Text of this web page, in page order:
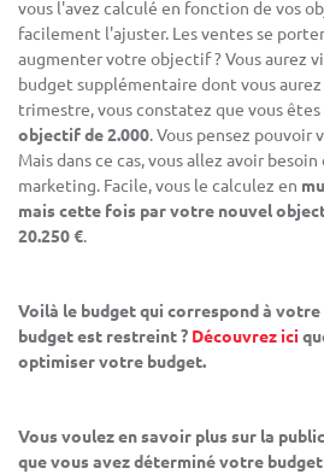
vous l'avez calculé en fonction de vos
facilement l'ajuster. Les ventes se
augmenter votre objectif ? Vous aurez
budget supplémentaire dont vous aurez
trimestre, vous constatez que vous êtes
objectif de 2.000. Vous pensez pouvoir
Mais dans ce cas, vous allez avoir
marketing. Facile, vous le calculez en
mais cette fois par votre nouvel
20.250 €.
Voilà le budget qui correspond à
budget est restreint ? Découvrez ici
optimiser votre budget.
Vous voulez en savoir plus sur la
que vous avez déterminé votre budget